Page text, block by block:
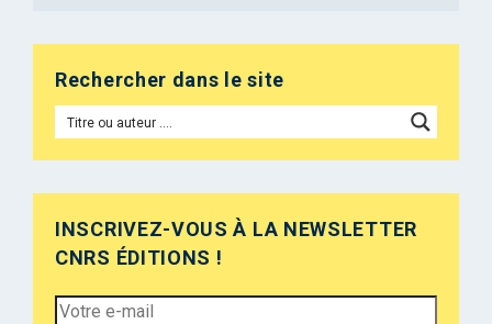
Rechercher dans le site
INSCRIVEZ-VOUS À LA NEWSLETTER
CNRS ÉDITIONS !